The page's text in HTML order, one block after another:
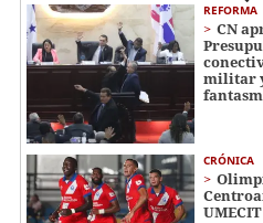
REFORMA
CN
militar
CRÓNICA